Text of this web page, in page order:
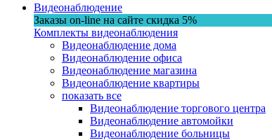
Видеонаблюдение
Заказы on-line на сaйте скидка 5%
Комплекты видеонаблюдения
Видеонаблюдение дома
Видеонаблюдение офиса
Видеонаблюдение магазина
Видеонаблюдение квартиры
показать все
Видеонаблюдение торгового центра
Видеонаблюдение автомойки
Видеонаблюдение больницы